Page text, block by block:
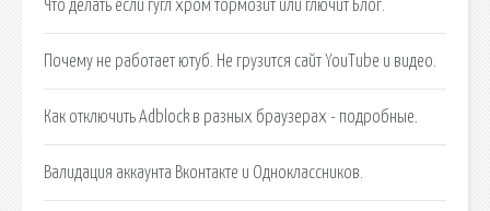
Что делать если гугл хром тормозит или глючит Блог.
Почему не работает ютуб. Не грузится сайт YouTube и видео.
Как отключить Adblock в разных браузерах - подробные.
Валидация аккаунта Вконтакте и Одноклассников.